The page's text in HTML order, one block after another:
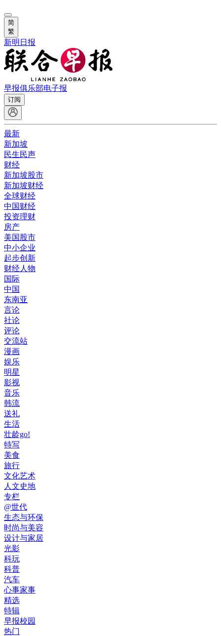
简
繁
新明日报
早报俱乐部电子报
订阅
最新
新加坡
民生民声
财经
新加坡股市
新加坡财经
全球财经
中国财经
投资理财
房产
美国股市
中小企业
起步创新
财经人物
国际
中国
东南亚
言论
社论
评论
交流站
漫画
娱乐
明星
影视
音乐
韩流
送礼
生活
壮龄go!
特写
美食
旅行
文化艺术
人文史地
专栏
@世代
生态与环保
时尚与美容
设计与家居
光影
科玩
科普
汽车
心事家事
精选
特辑
早报校园
热门